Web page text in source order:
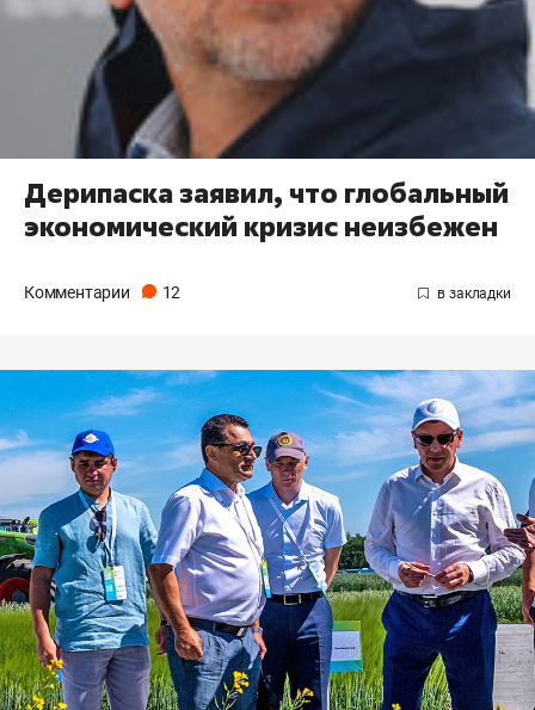
Дерипаска заявил, что глобальный
экономический кризис неизбежен
Комментарии 12